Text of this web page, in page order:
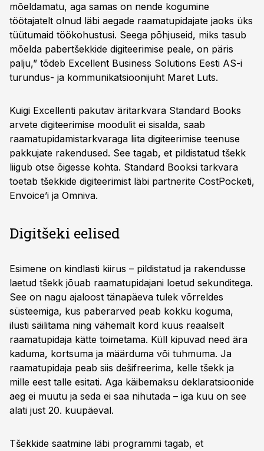
mõeldamatu, aga samas on nende kogumine
töötajatelt olnud läbi aegade raamatupidajate jaoks üks
tüütumaid töökohustusi. Seega põhjuseid, miks tasub
mõelda pabertšekkide digiteerimise peale, on päris
palju,” tõdeb Excellent Business Solutions Eesti AS-i
turundus- ja kommunikatsioonijuht Maret Luts.
Kuigi Excellenti pakutav äritarkvara Standard Books
arvete digiteerimise moodulit ei sisalda, saab
raamatupidamistarkvaraga liita digiteerimise teenuse
pakkujate rakendused. See tagab, et pildistatud tšekk
liigub otse õigesse kohta. Standard Booksi tarkvara
toetab tšekkide digiteerimist läbi partnerite CostPocketi,
Envoice’i ja Omniva.
Digitšeki eelised
Esimene on kindlasti kiirus – pildistatud ja rakendusse
laetud tšekk jõuab raamatupidajani loetud sekunditega.
See on nagu ajaloost tänapäeva tulek võrreldes
süsteemiga, kus paberarved peab kokku koguma,
ilusti säilitama ning vähemalt kord kuus reaalselt
raamatupidaja kätte toimetama. Küll kipuvad need ära
kaduma, kortsuma ja määrduma või tuhmuma. Ja
raamatupidaja peab siis dešifreerima, kelle tšekk ja
mille eest talle esitati. Aga käibemaksu deklaratsioonide
aeg ei muutu ja seda ei saa nihutada – iga kuu on see
alati just 20. kuupäeval.
Tšekkide saatmine läbi programmi tagab, et